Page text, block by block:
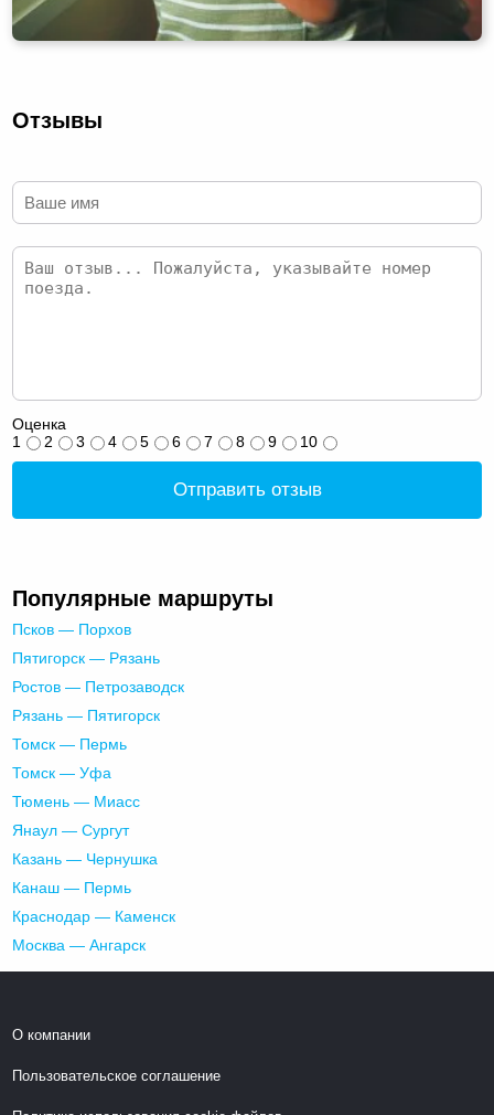
Отзывы
Оценка
1
2 3 4 5 6 7 8 9 10
Отправить отзыв
Популярные маршруты
Псков — Порхов
Пятигорск — Рязань
Ростов — Петрозаводск
Рязань — Пятигорск
Томск — Пермь
Томск — Уфа
Тюмень — Миасс
Янаул — Сургут
Казань — Чернушка
Канаш — Пермь
Краснодар — Каменск
Москва — Ангарск
О компании
Пользовательское соглашение